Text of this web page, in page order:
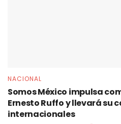
NACIONAL
Somos México impulsa
Ernesto Ruffo y llevará su
internacionales